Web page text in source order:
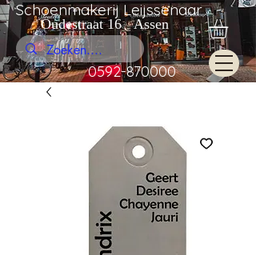
Schoenmakerij Leijssenaar
Oudestraat 16 Assen
0592-870000